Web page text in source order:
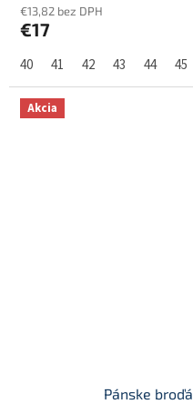
€13,82 bez DPH
€17
40 41 42 43 44 45
Akcia
Pánske